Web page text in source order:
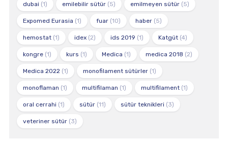
dubai (1) emilebilir sütür(5) emilmeyen sütür(5)
Expomed Eurasia (1) fuar(10) haber(5)
hemostat(1) idex(2) ids 2019 (1) Katgüt(4)
kongre(1) kurs (1) Medica (1) medica 2018 (2)
Medica 2022(1) monofilament sütürler(1)
monoflaman (1) multifilaman (1) multifilament(1)
oral cerrahi (1) sütür(11) sütür teknikleri (3)
veteriner sütür(3)